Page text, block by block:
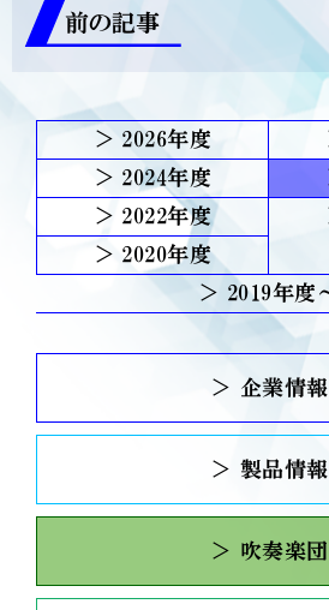
前の記事
2026
2024
2022
2020
2019
＞ 企業情報
＞ 製品情報
＞ 吹奏楽団